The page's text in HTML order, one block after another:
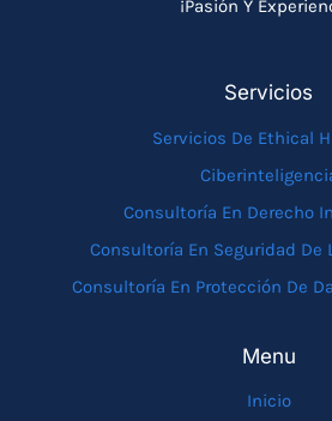
¡Pasión Y
Servicios
Servicios De Ethical
Consultoría En Derecho
Consultoría En Seguridad De
Consultoría En Protección De
Menu
Inicio